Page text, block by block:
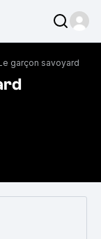
garçon savoyard